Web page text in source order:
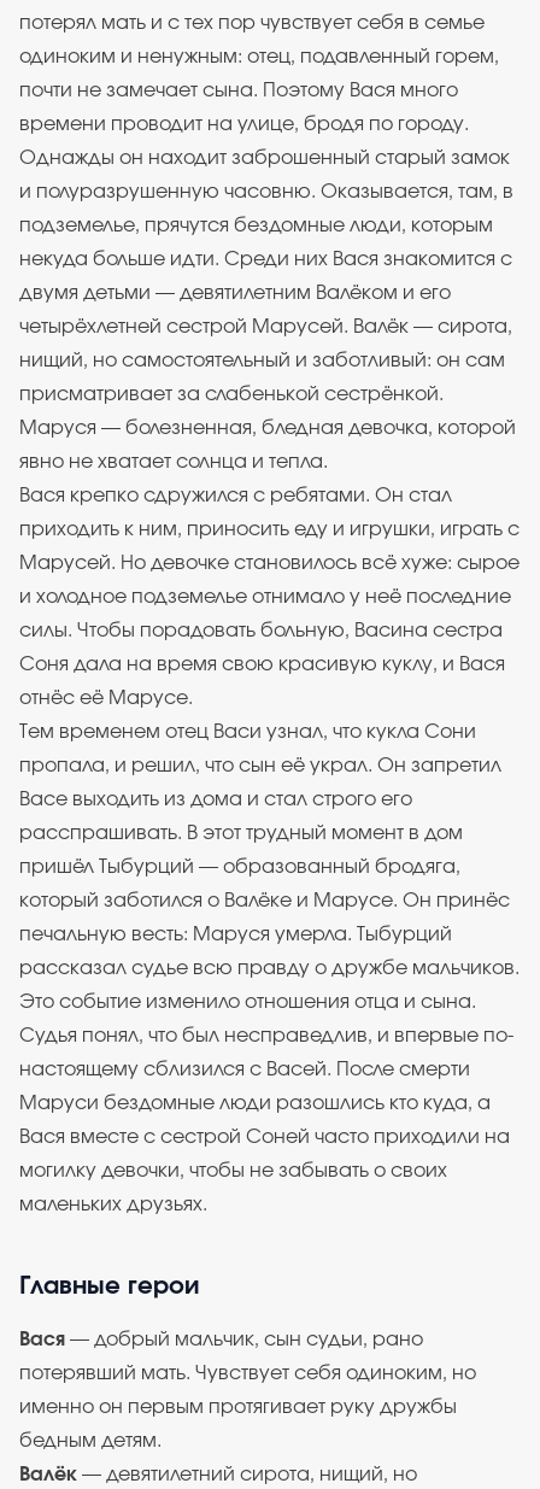
потерял мать и с тех пор чувствует себя в семье
одиноким и ненужным: отец, подавленный горем,
почти не замечает сына. Поэтому Вася много
времени проводит на улице, бродя по городу.
Однажды он находит заброшенный старый замок
и полуразрушенную часовню. Оказывается, там, в
подземелье, прячутся бездомные люди, которым
некуда больше идти. Среди них Вася знакомится с
двумя детьми — девятилетним Валёком и его
четырёхлетней сестрой Марусей. Валёк — сирота,
нищий, но самостоятельный и заботливый: он сам
присматривает за слабенькой сестрёнкой.
Маруся — болезненная, бледная девочка, которой
явно не хватает солнца и тепла.
Вася крепко сдружился с ребятами. Он стал
приходить к ним, приносить еду и игрушки, играть с
Марусей. Но девочке становилось всё хуже: сырое
и холодное подземелье отнимало у неё последние
силы. Чтобы порадовать больную, Васина сестра
Соня дала на время свою красивую куклу, и Вася
отнёс её Марусе.
Тем временем отец Васи узнал, что кукла Сони
пропала, и решил, что сын её украл. Он запретил
Васе выходить из дома и стал строго его
расспрашивать. В этот трудный момент в дом
пришёл Тыбурций — образованный бродяга,
который заботился о Валёке и Марусе. Он принёс
печальную весть: Маруся умерла. Тыбурций
рассказал судье всю правду о дружбе мальчиков.
Это событие изменило отношения отца и сына.
Судья понял, что был несправедлив, и впервые по-
настоящему сблизился с Васей. После смерти
Маруси бездомные люди разошлись кто куда, а
Вася вместе с сестрой Соней часто приходили на
могилку девочки, чтобы не забывать о своих
маленьких друзьях.
Главные герои
Вася — добрый мальчик, сын судьи, рано
потерявший мать. Чувствует себя одиноким, но
именно он первым протягивает руку дружбы
бедным детям.
Валёк — девятилетний сирота, нищий, но